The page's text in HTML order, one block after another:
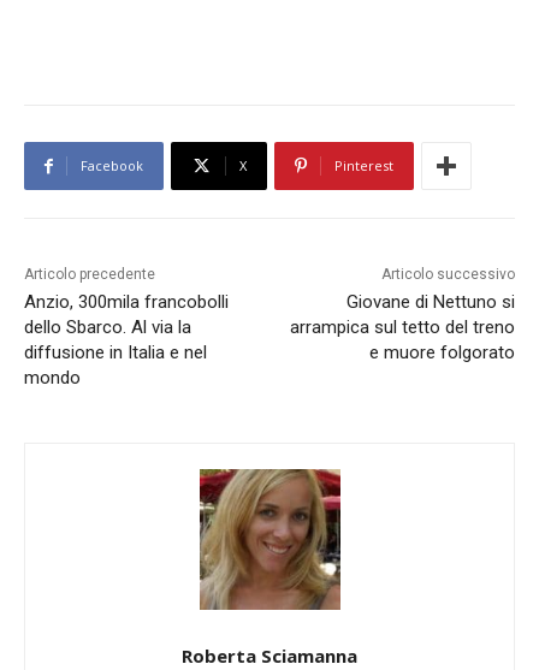
Facebook X Pinterest
Articolo precedente
Anzio, 300mila francobolli
dello Sbarco. Al via la
diffusione in Italia e nel
mondo
Articolo successivo
Giovane di Nettuno si
arrampica sul tetto del treno
e muore folgorato
Roberta Sciamanna